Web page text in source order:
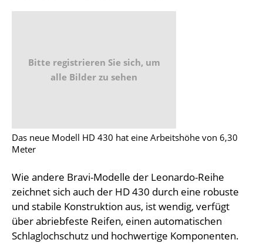
Bitte registrieren Sie sich, um
alle Bilder zu sehen
Das neue Modell HD 430 hat eine Arbeitshöhe von 6,30
Meter
Wie andere Bravi-Modelle der Leonardo-Reihe
zeichnet sich auch der HD 430 durch eine robuste
und stabile Konstruktion aus, ist wendig, verfügt
über abriebfeste Reifen, einen automatischen
Schlaglochschutz und hochwertige Komponenten.